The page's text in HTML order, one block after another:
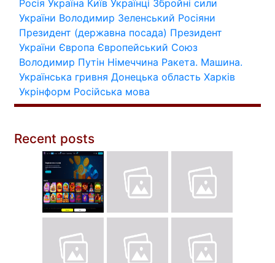
Росія Україна Київ Українці Збройні сили
України Володимир Зеленський Росіяни
Президент (державна посада) Президент
України Європа Європейський Союз
Володимир Путін Німеччина Ракета. Машина.
Українська гривня Донецька область Харків
Укрінформ Російська мова
Recent posts